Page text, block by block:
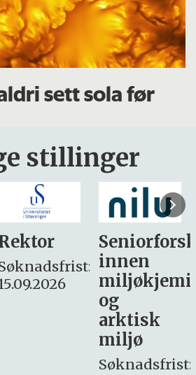
sett sola før
stillinger
søker
– fast
Søknadsfrist:
16. august.